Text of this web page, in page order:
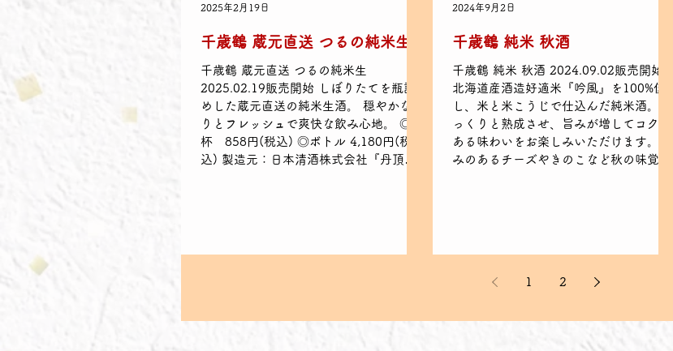
千歳鶴 蔵元直送 つるの純米生
千歳鶴 蔵元直送 つるの純米生
2025.02.19販売開始 しぼりたてを瓶詰
めした蔵元直送の純米生酒。 穏やかな香
りとフレッシュで爽快な飲み心地。 ◎一
杯 858円(税込) ◎ボトル 4,180円(税
込) 製造元：日本清酒株式会社『丹頂
2025年2月19日
千歳鶴 純米 秋酒
千歳鶴 純米 秋酒 2024.09.02販売開始
北海道産酒造好適米『吟風』を100%使用
し、米と米こうじで仕込んだ純米酒。 ゆ
っくりと熟成させ、旨みが増してコクの
ある味わいをお楽しみいただけます。 深
みのあるチーズやきのこなど秋の味覚と
2024年9月2日
1 2